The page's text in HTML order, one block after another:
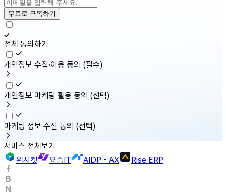
무료로 구독하기
전체 동의하기
개인정보 수집·이용 동의 (필수)
개인정보 마케팅 활용 동의 (선택)
마케팅 정보 수신 동의 (선택)
서비스 전체보기
위시켓
요즘IT AIDP - AX Rise ERP